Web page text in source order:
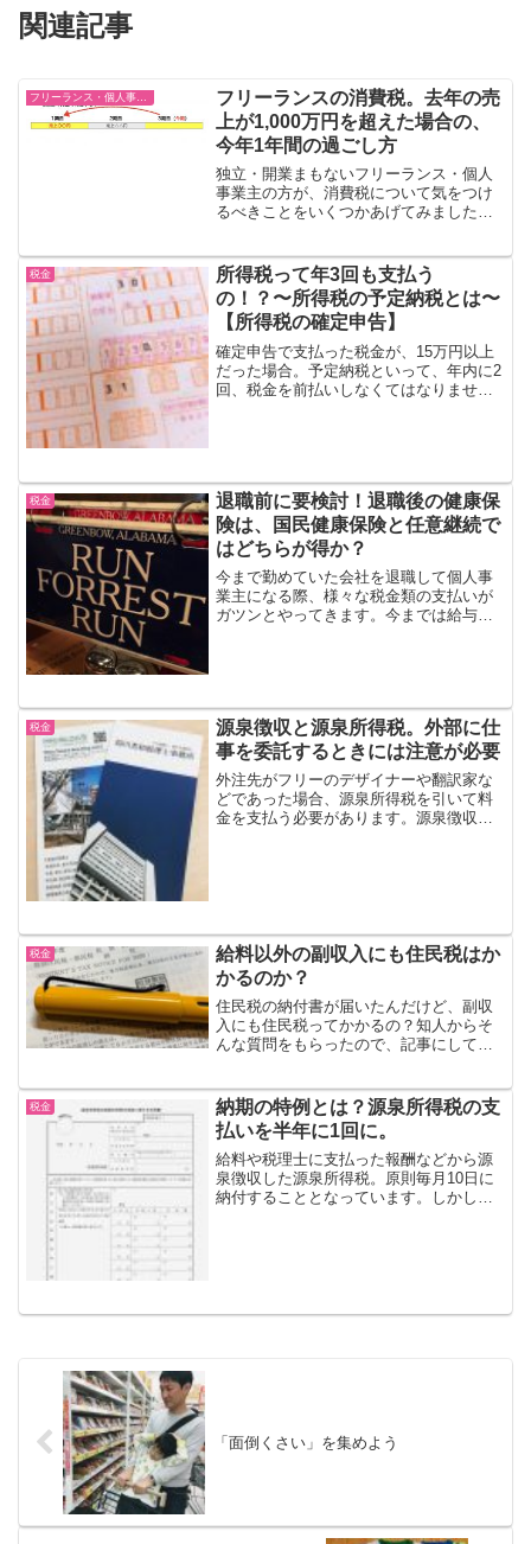
関連記事
フリーランスの消費税。去年の売
上が1,000万円を超えた場合の、
今年1年間の過ごし方
独立・開業まもないフリーランス・個人
事業主の方が、消費税について気をつけ
るべきことをいくつかあげてみました。
（※例外として、2年目から支払わなけれ
ばならないケースもあ...
税金
所得税って年3回も支払う
の！？〜所得税の予定納税とは〜
【所得税の確定申告】
確定申告で支払った税金が、15万円以上
だった場合。予定納税といって、年内に2
回、税金を前払いしなくてはなりませ
税金
退職前に要検討！退職後の健康保
険は、国民健康保険と任意継続で
はどちらが得か？
今まで勤めていた会社を退職して個人事
業主になる際、様々な税金類の支払いが
ガツンとやってきます。今までは給与天
税金
源泉徴収と源泉所得税。外部に仕
事を委託するときには注意が必要
外注先がフリーのデザイナーや翻訳家な
どであった場合、源泉所得税を引いて料
金を支払う必要があります。源泉徴収と
税金
給料以外の副収入にも住民税はか
かるのか？
住民税の納付書が届いたんだけど、副収
入にも住民税ってかかるの？知人からそ
んな質問をもらったので、記事にしてみ
住民税はかかります。なので、届いた住
民税の納付書を使って、締...
税金
納期の特例とは？源泉所得税の支
払いを半年に1回に。
給料や税理士に支払った報酬などから源
泉徴収した源泉所得税。原則毎月10日に
納付することとなっています。しかし、
「面倒くさい」を集めよう